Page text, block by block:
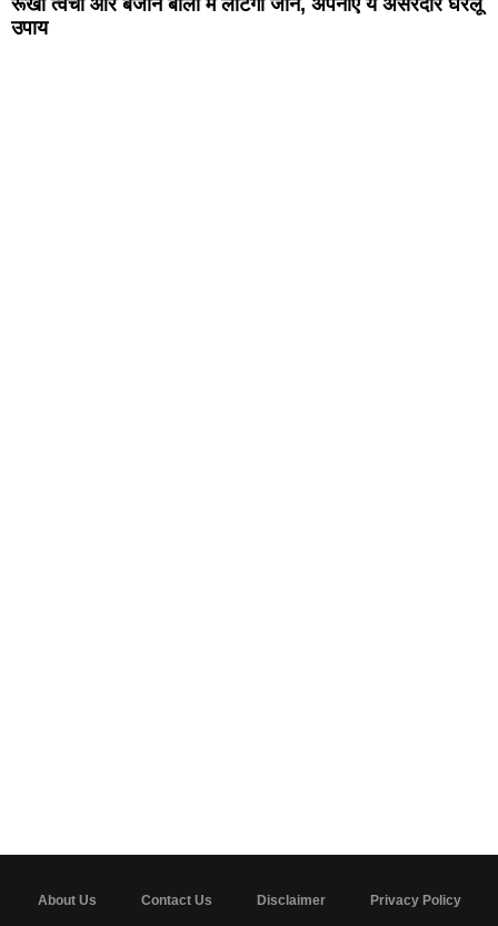
रूखी त्वचा और बेजान बालों में लौटेगी जान, अपनाएं ये असरदार घरेलू
उपाय
About Us Contact Us Disclaimer Privacy Policy